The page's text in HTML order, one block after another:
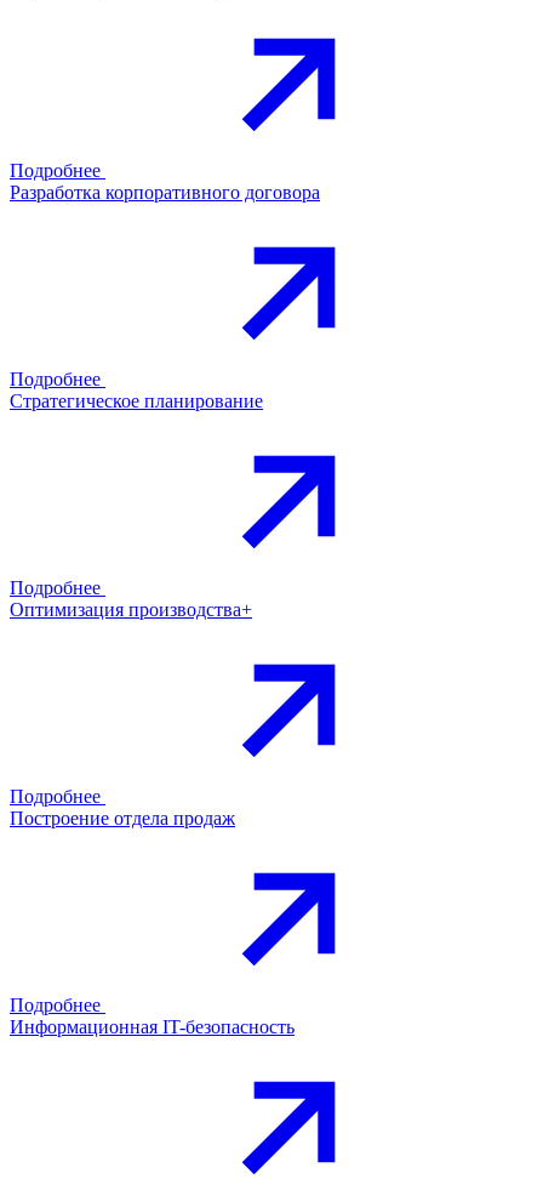
Подробнее
Разработка корпоративного договора
Подробнее
Стратегическое планирование
Подробнее
Оптимизация производства+
Подробнее
Построение отдела продаж
Подробнее
Информационная IT-безопасность